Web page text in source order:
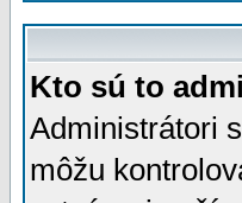
Kto sú to
Administrátori
môžu